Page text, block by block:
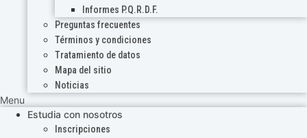
Informes P.Q.R.D.F.
Preguntas frecuentes
Términos y condiciones
Tratamiento de datos
Mapa del sitio
Noticias
Menu
Estudia con nosotros
Inscripciones